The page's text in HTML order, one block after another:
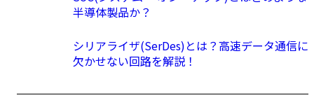
半導体製品か？
シリアライザ(SerDes)とは？高速データ通信に
欠かせない回路を解説！